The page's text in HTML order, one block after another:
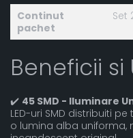
Continut
pachet
Set
Beneficii si
✔️ 45 SMD - Iluminare
LED-uri SMD distribuiti
o lumina alba uniforma,